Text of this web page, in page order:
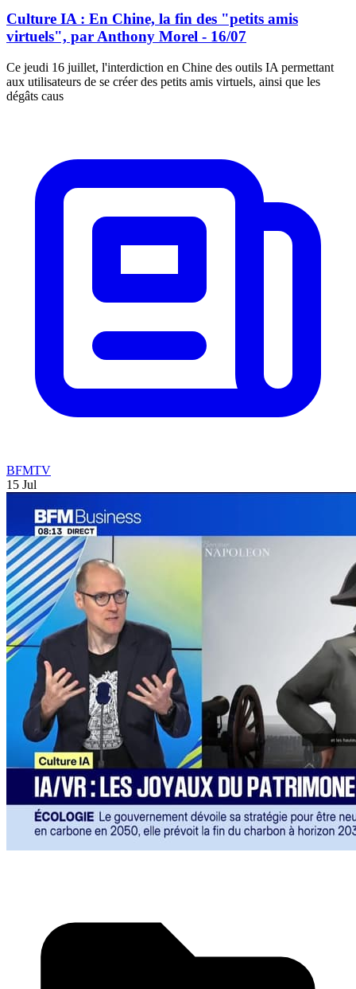
Culture IA : En Chine, la fin des "petits amis
virtuels", par Anthony Morel - 16/07
Ce jeudi 16 juillet, l'interdiction en Chine des outils IA permettant
aux utilisateurs de se créer des petits amis virtuels, ainsi que les
dégâts caus
BFMTV
15 Jul